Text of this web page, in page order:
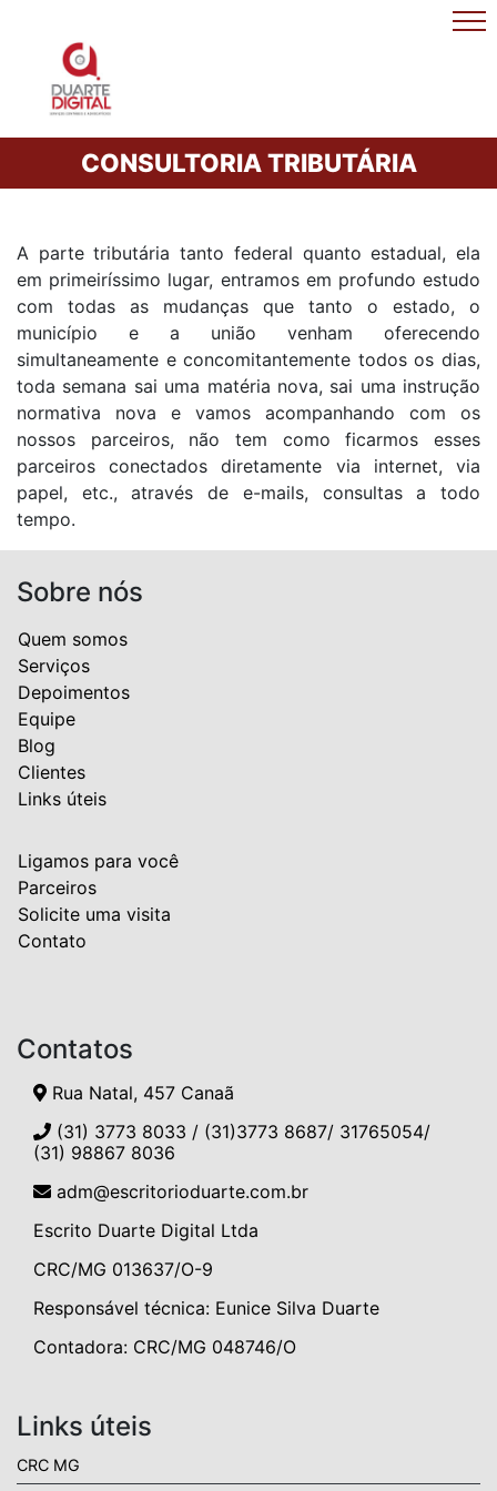
CONSULTORIA TRIBUTÁRIA
A parte tributária tanto federal quanto estadual, ela
em primeiríssimo lugar, entramos em profundo estudo
com todas as mudanças que tanto o estado, o
município e a união venham oferecendo
simultaneamente e concomitantemente todos os dias,
toda semana sai uma matéria nova, sai uma instrução
normativa nova e vamos acompanhando com os
nossos parceiros, não tem como ficarmos esses
parceiros conectados diretamente via internet, via
papel, etc., através de e-mails, consultas a todo
tempo.
Sobre nós
Quem somos
Serviços
Depoimentos
Equipe
Blog
Clientes
Links úteis
Ligamos para você
Parceiros
Solicite uma visita
Contato
Contatos
Rua Natal, 457 Canaã
(31) 3773 8033 / (31)3773 8687/ 31765054/
(31) 98867 8036
adm@escritorioduarte.com.br
Escrito Duarte Digital Ltda
CRC/MG 013637/O-9
Responsável técnica: Eunice Silva Duarte
Contadora: CRC/MG 048746/O
Links úteis
CRC MG